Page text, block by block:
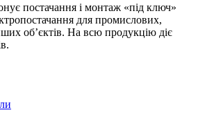
постачання і монтаж «під ключ»
для промислових,
об’єктів. На всю продукцію діє